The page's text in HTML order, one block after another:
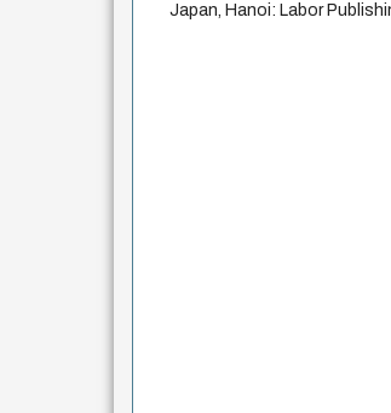
Japan, Hanoi: Labor